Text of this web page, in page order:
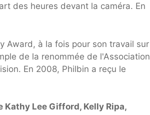
des heures devant la caméra. En
Award, à la fois pour son travail sur
de la renommée de l'Association
En 2008, Philbin a reçu le
Lee Gifford, Kelly Ripa,